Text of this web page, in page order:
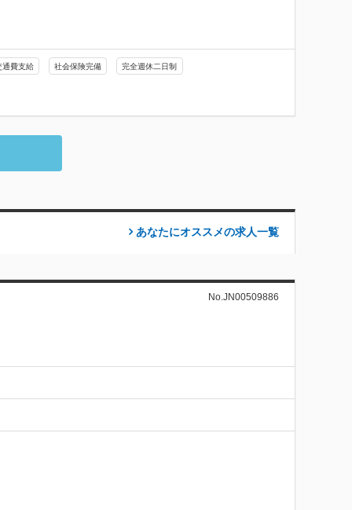
通費支給 社会保険完備 完全週休二日制
あなたにオススメの求人一覧
No.JN00509886